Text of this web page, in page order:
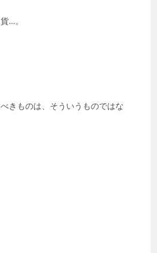
…。
きものは、そういうものではな